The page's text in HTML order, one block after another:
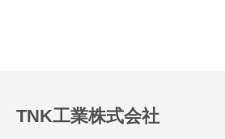
TNK工業株式会社